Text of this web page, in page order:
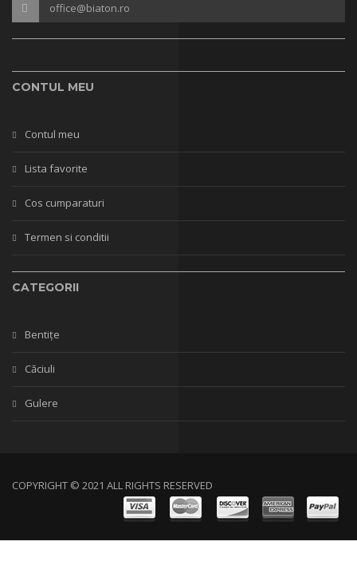
office@biaton.ro
CONTUL MEU
Contul meu
Lista favorite
Cos cumparaturi
Termen si conditii
CATEGORII
Bentițe
Căciuli
Gulere
COPYRIGHT © 2021 ALL RIGHTS RESERVED